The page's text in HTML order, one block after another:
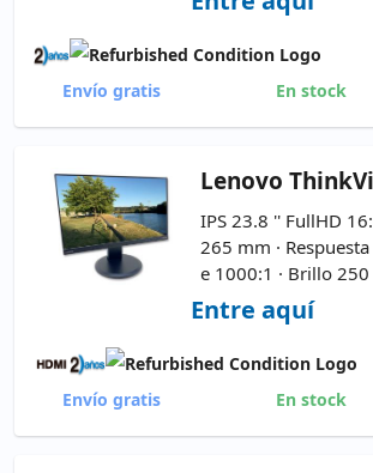
visión 178°v/178°h ·
isplay Port
Envío gratis En stock
Lenovo ThinkVision
IPS 23.8 '' FullHD
265 mm ·
e 1000:1 · Brillo 250
HDMI · Display Port ·
iente y VGA
Entre aquí
Envío gratis En stock